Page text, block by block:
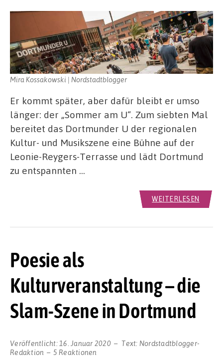
Mira Kossakowski | Nordstadtblogger
Er kommt später, aber dafür bleibt er umso
länger: der „Sommer am U“. Zum siebten Mal
bereitet das Dortmunder U der regionalen
Kultur- und Musikszene eine Bühne auf der
Leonie-Reygers-Terrasse und lädt Dortmund
zu entspannten …
WEITERLESEN
Poesie als
Kulturveranstaltung – die
Slam-Szene in Dortmund
Veröffentlicht: 16. Januar 2020 Text: Nordstadtblogger-
Redaktion
5 Reaktionen